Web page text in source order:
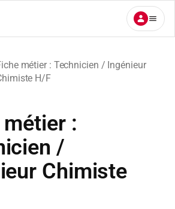
métier : Technicien / Ingénieur
H/F
:
/
Chimiste